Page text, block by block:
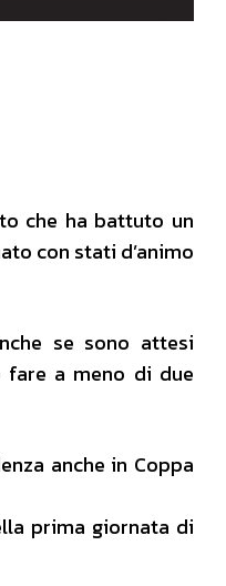
che ha battuto un
con stati d’animo
se sono attesi
fare a meno di due
anche in Coppa
prima giornata di